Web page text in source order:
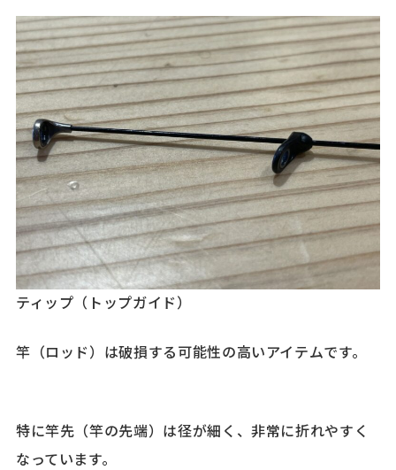
ティップ（トップガイド）
竿（ロッド）は破損する可能性の高いアイテムです。
特に竿先（竿の先端）は径が細く、非常に折れやすく
なっています。